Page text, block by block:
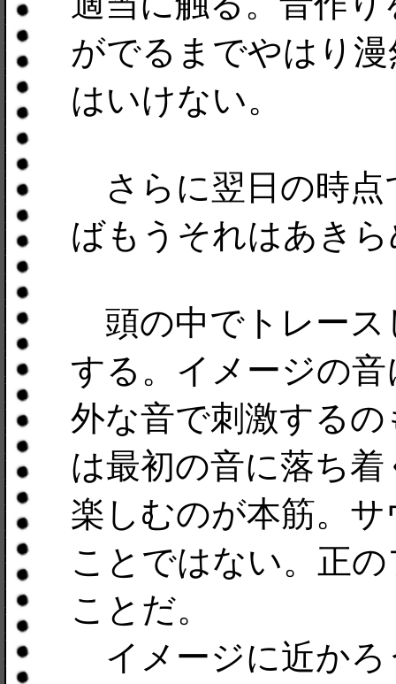
がでるまでやはり
はいけない。
さらに翌日の時点
ばもうそれはあき
頭の中でトレース
する。イメージの
外な音で刺激する
は最初の音に落ち
楽しむのが本筋。
ことではない。正
ことだ。
イメージに近かろ